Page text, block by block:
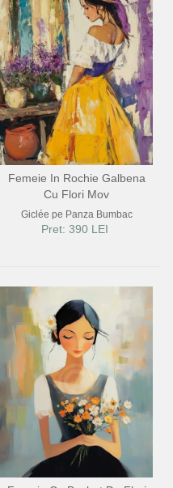
Femeie In Rochie Galbena
Cu Flori Mov
Giclée pe Panza Bumbac
Pret: 390 LEI